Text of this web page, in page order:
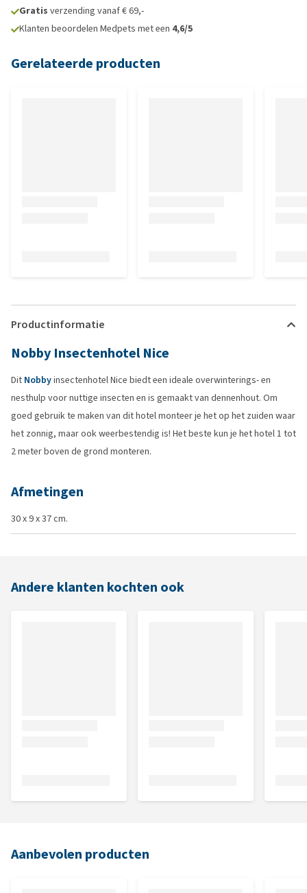
Gratis verzending vanaf € 69,-
Klanten beoordelen Medpets met een 4,6/5
Gerelateerde producten
Productinformatie
Nobby Insectenhotel Nice
Dit Nobbyinsectenhotel Nice biedt een ideale overwinterings- en
nesthulp voor nuttige insecten en is gemaakt van dennenhout. Om
goed gebruik te maken van dit hotel monteer je het op het zuiden waar
het zonnig, maar ook weerbestendig is! Het beste kun je het hotel 1 tot
2 meter boven de grond monteren.
Afmetingen
30 x 9 x 37 cm.
Andere klanten kochten ook
Aanbevolen producten